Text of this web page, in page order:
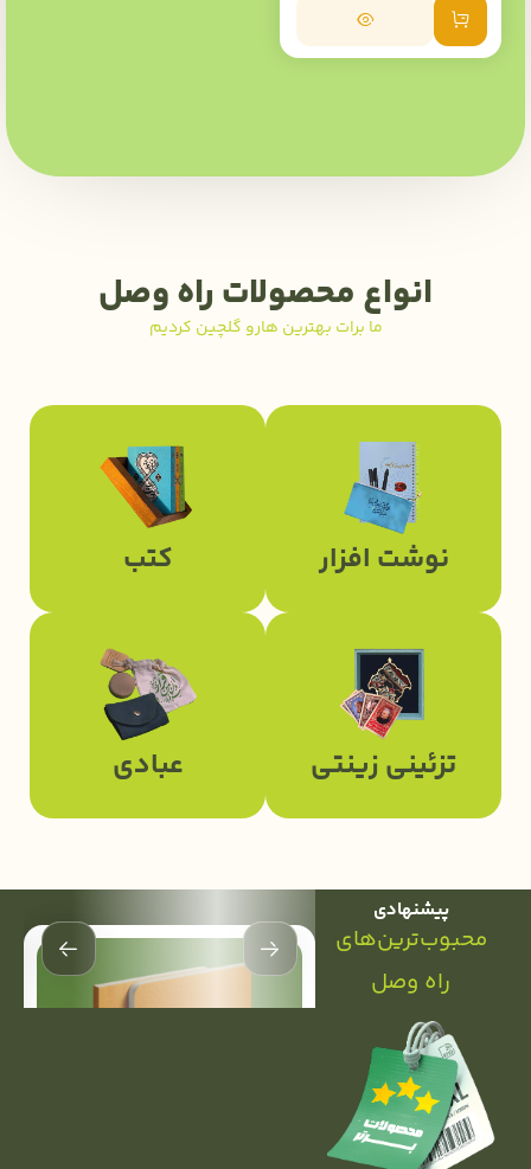
افزودن به سبد خرید
انواع محصولات راه وصل
ما برات بهترین هارو گلچین کردیم
نوشت افزار کتب
تزئینی زینتی عبادی
پیشنهادی
محبوب‌ترین‌های
راه وصل